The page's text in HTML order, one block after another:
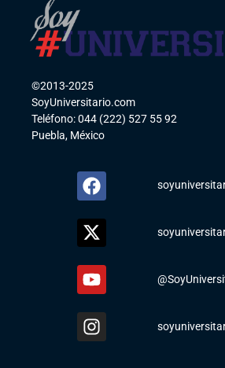
©2013-2025
SoyUniversitario.com
Teléfono: 044 (222) 527 55 92
Puebla, México